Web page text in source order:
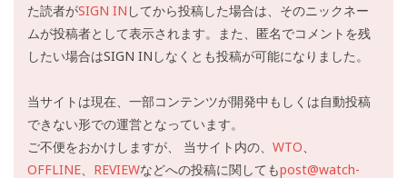
た読者がSIGN IN してから投稿した場合は、そのニックネー
ムが投稿者として表示されます。また、匿名でコメントを残
したい場合はSIGN INしなくとも投稿が可能になりました。
当サイトは現在、一部コンテンツが開発中もしくは自動投稿
できない形での運営となっています。
ご不便をおかけしますが、 当サイト内の、 WTO
OFFLINE
REVIEWなどへの投稿に関してもpost@watch-